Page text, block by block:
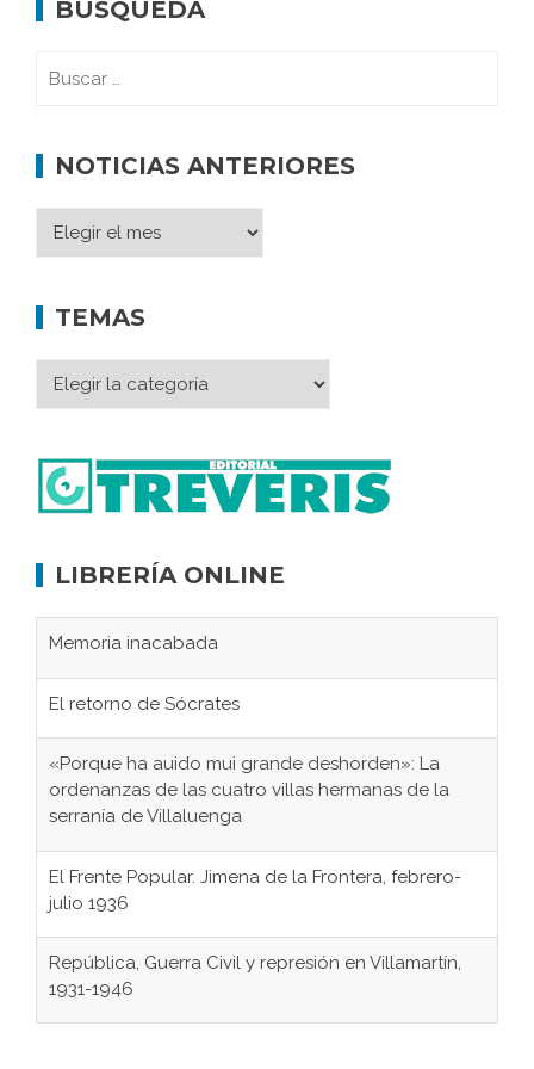
BÚSQUEDA
NOTICIAS ANTERIORES
TEMAS
LIBRERÍA ONLINE
Memoria inacabada
El retorno de Sócrates
«Porque ha auido mui grande deshorden»: La
ordenanzas de las cuatro villas hermanas de la
serranía de Villaluenga
El Frente Popular. Jimena de la Frontera, febrero-
julio 1936
República, Guerra Civil y represión en Villamartín,
1931-1946